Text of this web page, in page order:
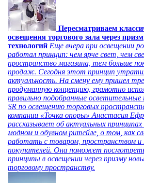
Пересматриваем
освещения торгового зала через
технологий Еще вчера при освещении
работал принцип: чем ярче свет, чем
пространство магазина, тем больше
продаж. Сегодня этот принцип
актуальность. На смену ему пришел
продуманную концепцию, грамотно
правильно подобранные
SR по освещению торговых
компании «Точка опоры» Анастасия
рассказывает об актуальных принципах
модном и обувном ритейле, о том, как
работать с товаром, пространством и
покупателей. Она поможет
принципы в освещении через призму
торговому пространству.